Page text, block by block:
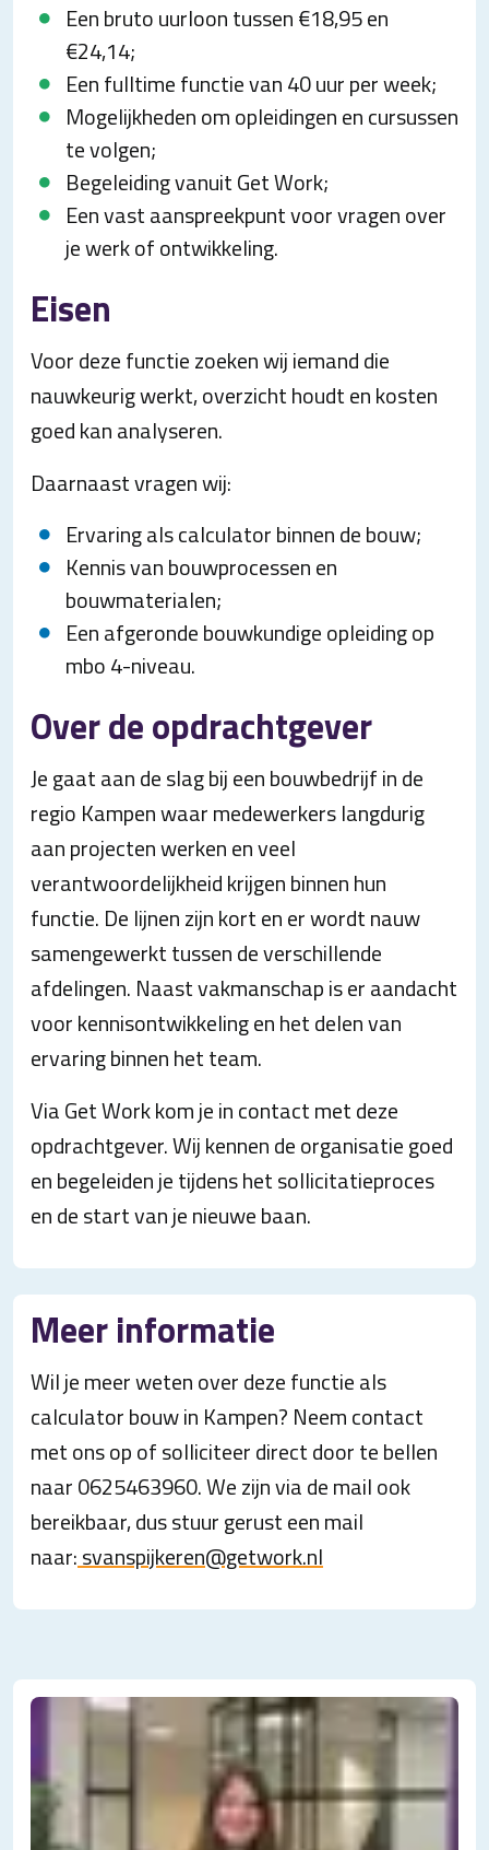
Een bruto uurloon tussen €18,95 en
€24,14;
Een fulltime functie van 40 uur per week;
Mogelijkheden om opleidingen en cursussen
te volgen;
Begeleiding vanuit Get Work;
Een vast aanspreekpunt voor vragen over
je werk of ontwikkeling.
Eisen
Voor deze functie zoeken wij iemand die
nauwkeurig werkt, overzicht houdt en kosten
goed kan analyseren.
Daarnaast vragen wij:
Ervaring als calculator binnen de bouw;
Kennis van bouwprocessen en
bouwmaterialen;
Een afgeronde bouwkundige opleiding op
mbo 4-niveau.
Over de opdrachtgever
Je gaat aan de slag bij een bouwbedrijf in de
regio Kampen waar medewerkers langdurig
aan projecten werken en veel
verantwoordelijkheid krijgen binnen hun
functie. De lijnen zijn kort en er wordt nauw
samengewerkt tussen de verschillende
afdelingen. Naast vakmanschap is er aandacht
voor kennisontwikkeling en het delen van
ervaring binnen het team.
Via Get Work kom je in contact met deze
opdrachtgever. Wij kennen de organisatie goed
en begeleiden je tijdens het sollicitatieproces
en de start van je nieuwe baan.
Meer informatie
Wil je meer weten over deze functie als
calculator bouw in Kampen? Neem contact
met ons op of solliciteer direct door te bellen
naar 0625463960. We zijn via de mail ook
bereikbaar, dus stuur gerust een mail
naar:svanspijkeren@getwork.nl